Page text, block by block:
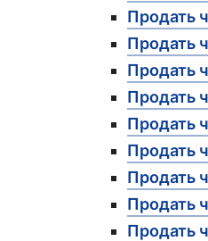
Продать
Продать
Продать
Продать
Продать
Продать
Продать
Продать
Продать